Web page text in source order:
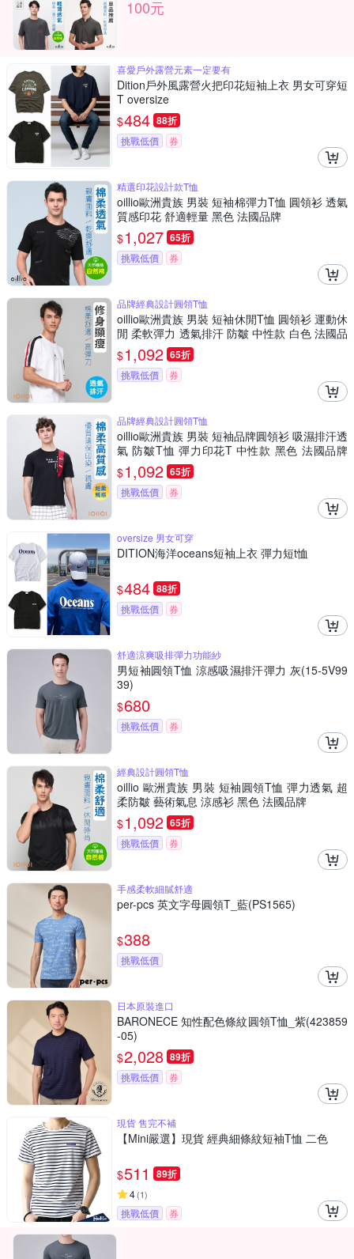
100元
喜愛戶外露營元素一定要有
Dition戶外風露營火把印花短袖上衣 男女可穿短
T oversize
$484 88折
挑戰低價 券
精選印花設計款T恤
oillio歐洲貴族 男裝 短袖棉彈力T恤 圓領衫 透氣
質感印花 舒適輕量 黑色 法國品牌
$1,027 65折
挑戰低價 券
品牌經典設計圓領T恤
oillio歐洲貴族 男裝 短袖休閒T恤 圓領衫 運動休
閒 柔軟彈力 透氣排汗 防皺 中性款 白色 法國品
牌
$1,092 65折
挑戰低價 券
品牌經典設計圓領T恤
oillio歐洲貴族 男裝 短袖品牌圓領衫 吸濕排汗透
氣 防皺T恤 彈力印花T 中性款 黑色 法國品牌
有大尺碼
$1,092 65折
挑戰低價 券
oversize 男女可穿
DITION海洋oceans短袖上衣 彈力短t恤
$484 88折
挑戰低價 券
舒適涼爽吸排彈力功能紗
男短袖圓領T恤 涼感吸濕排汗彈力 灰(15-5V99
39)
$680
挑戰低價 券
經典設計圓領T恤
oillio 歐洲貴族 男裝 短袖圓領T恤 彈力透氣 超
柔防皺 藝術氣息 涼感衫 黑色 法國品牌
$1,092 65折
挑戰低價 券
手感柔軟細膩舒適
per-pcs 英文字母圓領T_藍(PS1565)
$388
挑戰低價
日本原裝進口
BARONECE 知性配色條紋圓領T恤_紫(423859
-05)
$2,028 89折
挑戰低價 券
現貨 售完不補
【Mini嚴選】現貨 經典細條紋短袖T恤 二色
$511 89折
4(1)
挑戰低價 券